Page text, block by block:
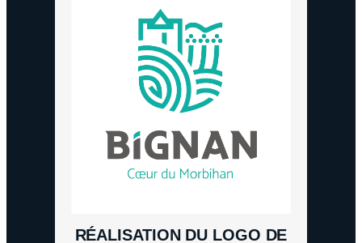
RÉALISATION DU LOGO DE